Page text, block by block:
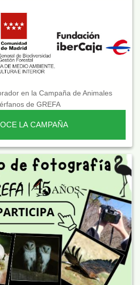
en la Campaña de Animales
de GREFA
LA CAMPAÑA